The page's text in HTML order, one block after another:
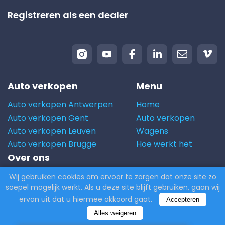
(indien nog geldig) Bij
bij het verzamelen van alle
nodige documenten.
Registreren als een dealer
Auto verkopen
Auto verkopen Antwerpen
Auto verkopen Gent
Auto verkopen Leuven
Auto verkopen Brugge
Menu
Home
Auto verkopen
Wagens
Hoe werkt het
Over ons
Over ons
Blog
Algemene Voorwaarden
Wij gebruiken cookies om ervoor te zorgen dat onze site zo
soepel mogelijk werkt. Als u deze site blijft gebruiken, gaan wij
ervan uit dat u hiermee akkoord gaat.
Accepteren
Alles weigeren